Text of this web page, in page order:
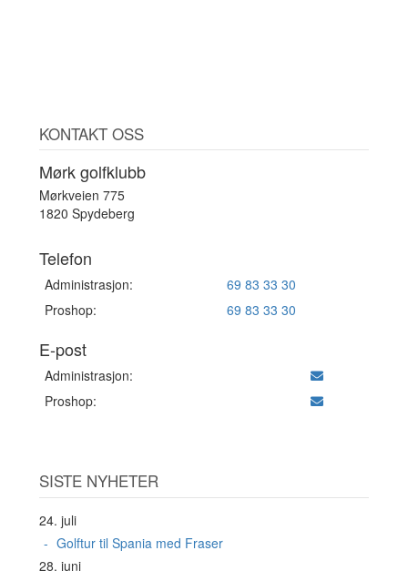
KONTAKT OSS
Mørk golfklubb
Mørkveien 775
1820 Spydeberg
Telefon
Administrasjon:
69 83 33 30
Proshop:
69 83 33 30
E-post
Administrasjon:
Proshop:
SISTE NYHETER
24. juli
Golftur til Spania med Fraser
28. juni